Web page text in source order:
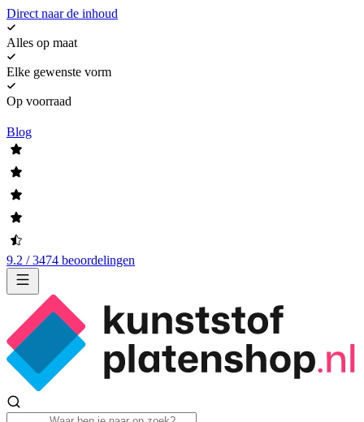
Direct naar de inhoud
Alles op maat
Elke gewenste vorm
Op voorraad
Blog
9.2 / 3474 beoordelingen